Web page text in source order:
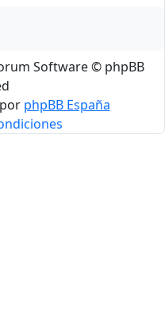
Software © phpBB
phpBB España